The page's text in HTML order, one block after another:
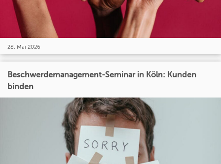
28. Mai 2026
Beschwerdemanagement-Seminar in Köln: Kunden
binden